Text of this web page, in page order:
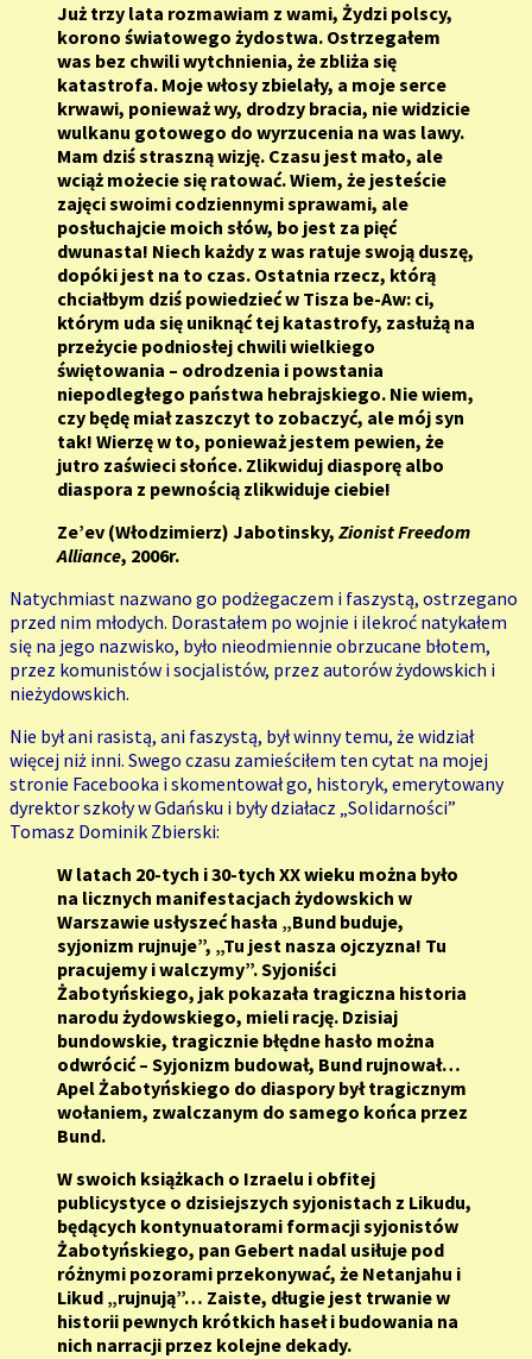
Już trzy lata rozmawiam z wami, Żydzi polscy,
korono światowego żydostwa. Ostrzegałem
was bez chwili wytchnienia, że zbliża się
katastrofa. Moje włosy zbielały, a moje serce
krwawi, ponieważ wy, drodzy bracia, nie widzicie
wulkanu gotowego do wyrzucenia na was lawy.
Mam dziś straszną wizję. Czasu jest mało, ale
wciąż możecie się ratować. Wiem, że jesteście
zajęci swoimi codziennymi sprawami, ale
posłuchajcie moich słów, bo jest za pięć
dwunasta! Niech każdy z was ratuje swoją duszę,
dopóki jest na to czas. Ostatnia rzecz, którą
chciałbym dziś powiedzieć w Tisza be-Aw: ci,
którym uda się uniknąć tej katastrofy, zasłużą na
przeżycie podniosłej chwili wielkiego
świętowania – odrodzenia i powstania
niepodległego państwa hebrajskiego. Nie wiem,
czy będę miał zaszczyt to zobaczyć, ale mój syn
tak! Wierzę w to, ponieważ jestem pewien, że
jutro zaświeci słońce. Zlikwiduj diasporę albo
diaspora z pewnością zlikwiduje ciebie!
Ze’ev (Włodzimierz) Jabotinsky, Zionist Freedom
Alliance, 2006r.
Natychmiast nazwano go podżegaczem i faszystą, ostrzegano
przed nim młodych. Dorastałem po wojnie i ilekroć natykałem
się na jego nazwisko, było nieodmiennie obrzucane błotem,
przez komunistów i socjalistów, przez autorów żydowskich i
nieżydowskich.
Nie był ani rasistą, ani faszystą, był winny temu, że widział
więcej niż inni. Swego czasu zamieściłem ten cytat na mojej
stronie Facebooka i skomentował go, historyk, emerytowany
dyrektor szkoły w Gdańsku i były działacz „Solidarności”
Tomasz Dominik Zbierski:
W latach 20-tych i 30-tych XX wieku można było
na licznych manifestacjach żydowskich w
Warszawie usłyszeć hasła „Bund buduje,
syjonizm rujnuje”, „Tu jest nasza ojczyzna! Tu
pracujemy i walczymy”. Syjoniści
Żabotyńskiego, jak pokazała tragiczna historia
narodu żydowskiego, mieli rację. Dzisiaj
bundowskie, tragicznie błędne hasło można
odwrócić – Syjonizm budował, Bund rujnował…
Apel Żabotyńskiego do diaspory był tragicznym
wołaniem, zwalczanym do samego końca przez
Bund.
W swoich książkach o Izraelu i obfitej
publicystyce o dzisiejszych syjonistach z Likudu,
będących kontynuatorami formacji syjonistów
Żabotyńskiego, pan Gebert nadal usiłuje pod
różnymi pozorami przekonywać, że Netanjahu i
Likud „rujnują”… Zaiste, długie jest trwanie w
historii pewnych krótkich haseł i budowania na
nich narracji przez kolejne dekady.